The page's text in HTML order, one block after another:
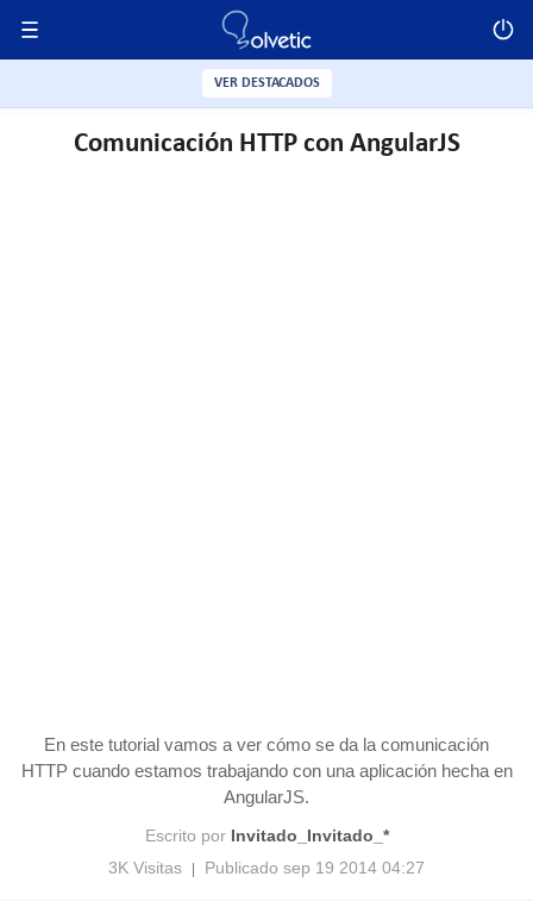
Comunicación HTTP con AngularJS
En este tutorial vamos a ver cómo se da la comunicación
HTTP cuando estamos trabajando con una aplicación hecha en
AngularJS.
Escrito por Invitado_Invitado_*
3K Visitas
Publicado sep 19 2014 04:27
VER DESTACADOS